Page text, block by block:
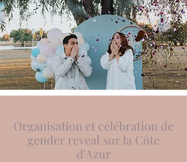
Organisation et célébration de
gender reveal sur la Côte
d'Azur